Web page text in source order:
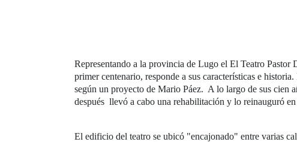
Representando a la provincia de Lugo el El Teatro
primer centenario, responde a sus características e
según un proyecto de Mario Páez. A lo largo de sus
después llevó a cabo una rehabilitación y lo reinauguró
El edificio del teatro se ubicó "encajonado" entre varias